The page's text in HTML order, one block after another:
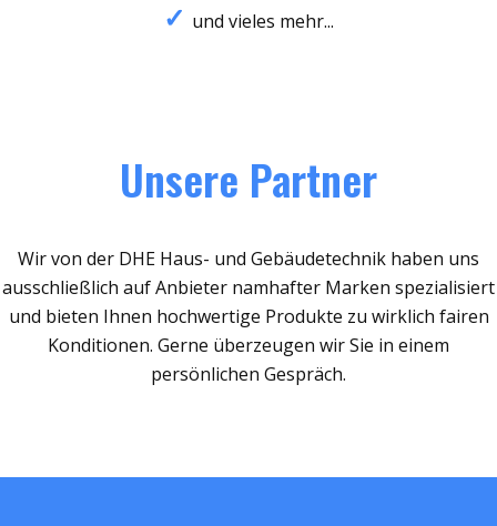
und vieles mehr...
Unsere Partner
Wir von der DHE Haus- und Gebäudetechnik haben uns
ausschließlich auf Anbieter namhafter Marken spezialisiert
und bieten Ihnen hochwertige Produkte zu wirklich fairen
Konditionen. Gerne überzeugen wir Sie in einem
persönlichen Gespräch.